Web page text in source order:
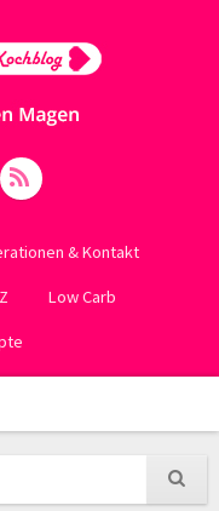
& Kontakt
Low Carb